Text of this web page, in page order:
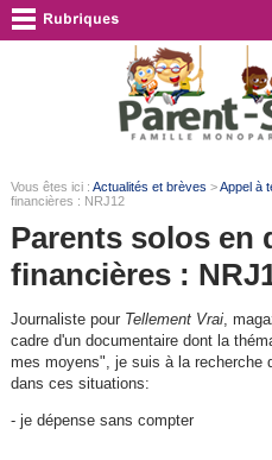
Vous êtes ici : Actualités et brèves >Appel à
financières : NRJ12
Parents solos en
financières :
Journaliste pour Tellement Vrai,
cadre d'un documentaire dont la
mes moyens", je suis à la recherche
dans ces situations:
- je dépense sans compter